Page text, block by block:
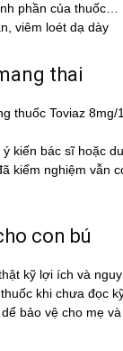
phần của thuốc…
viêm loét dạ dày
thai
thuốc Toviaz
ý kiến bác sĩ hoặc
kiểm nghiệm vẫn
con bú
kỹ lợi ích và
khi chưa đọc
bảo vệ cho mẹ